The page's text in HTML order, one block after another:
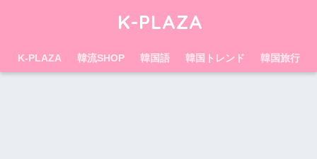
K-PLAZA
K-PLAZA 韓流SHOP 韓国語 韓国トレンド 韓国旅行